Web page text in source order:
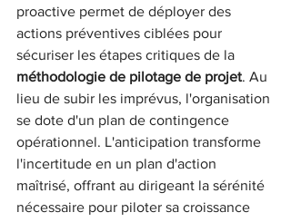
proactive permet de déployer des
actions préventives ciblées pour
sécuriser les étapes critiques de la
méthodologie de pilotage de projet. Au
lieu de subir les imprévus, l'organisation
se dote d'un plan de contingence
opérationnel. L'anticipation transforme
l'incertitude en un plan d'action
maîtrisé, offrant au dirigeant la sérénité
nécessaire pour piloter sa croissance